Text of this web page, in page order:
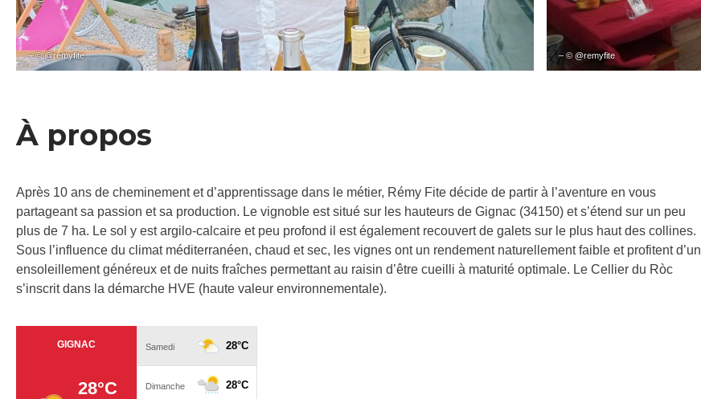
– © @remyfite – © @remyfite
À propos
Après 10 ans de cheminement et d’apprentissage dans le métier, Rémy Fite décide de partir à l’aventure en vous
partageant sa passion et sa production. Le vignoble est situé sur les hauteurs de Gignac (34150) et s’étend sur un peu
plus de 7 ha. Le sol y est argilo-calcaire et peu profond il est également recouvert de galets sur le plus haut des collines.
Sous l’influence du climat méditerranéen, chaud et sec, les vignes ont un rendement naturellement faible et profitent d’un
ensoleillement généreux et de nuits fraîches permettant au raisin d’être cueilli à maturité optimale. Le Cellier du Ròc
s’inscrit dans la démarche HVE (haute valeur environnementale).